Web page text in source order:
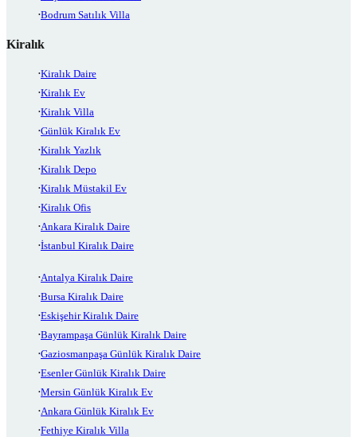
Bodrum Satılık Villa
Kiralık
Kiralık Daire
Kiralık Ev
Kiralık Villa
Günlük Kiralık Ev
Kiralık Yazlık
Kiralık Depo
Kiralık Müstakil Ev
Kiralık Ofis
Ankara Kiralık Daire
İstanbul Kiralık Daire
Antalya Kiralık Daire
Bursa Kiralık Daire
Eskişehir Kiralık Daire
Bayrampaşa Günlük Kiralık Daire
Gaziosmanpaşa Günlük Kiralık Daire
Esenler Günlük Kiralık Daire
Mersin Günlük Kiralık Ev
Ankara Günlük Kiralık Ev
Fethiye Kiralık Villa